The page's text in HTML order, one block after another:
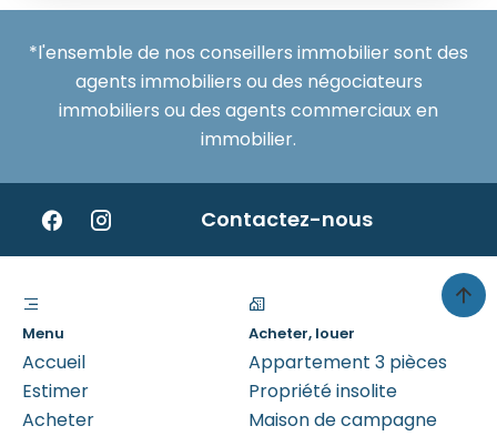
*l'ensemble de nos conseillers immobilier sont des
agents immobiliers ou des négociateurs
immobiliers ou des agents commerciaux en
immobilier.
Contactez-nous
Menu
Accueil
Estimer
Acheter
Acheter, louer
Appartement 3 pièces
Propriété insolite
Maison de campagne